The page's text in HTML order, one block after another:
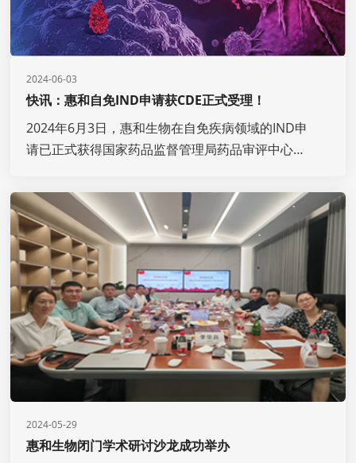
2024-06-03
快讯：惠和自免IND申请获CDE正式受理！
2024年6月3日，惠和生物在自免疾病领域的IND申
请已正式获得国家药品监督管理局药品审评中心
2024-05-29
惠和生物闭门学术研讨沙龙成功举办